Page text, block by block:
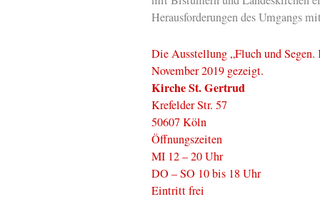
Herausforderungen des Umgangs
Die Ausstellung „Fluch und
November 2019 gezeigt.
Kirche St. Gertrud
Krefelder Str. 57
50607 Köln
Öffnungszeiten
MI 12 – 20 Uhr
DO – SO 10 bis 18 Uhr
Eintritt frei